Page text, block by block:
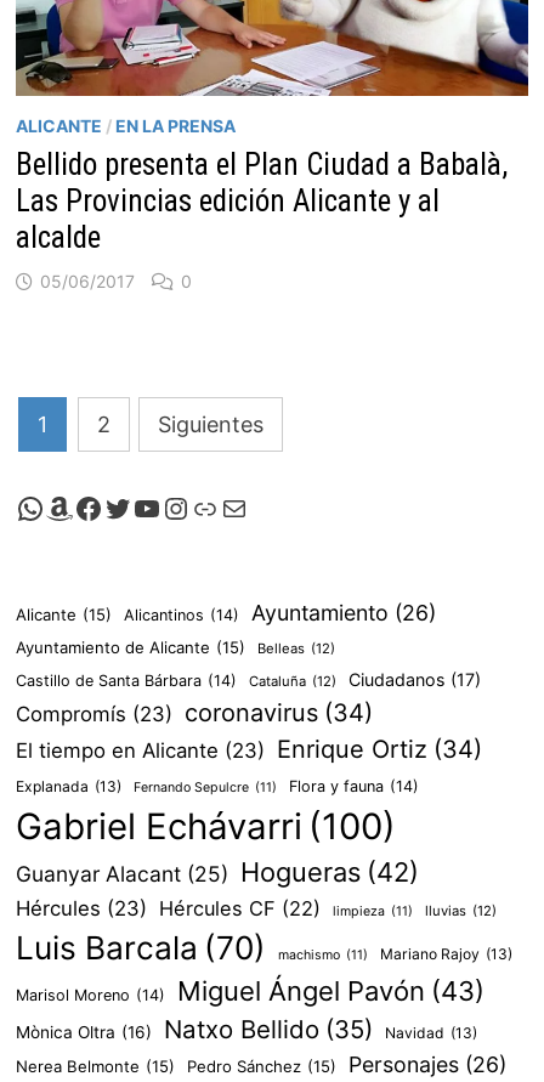
ALICANTE / EN LA PRENSA
Bellido presenta el Plan Ciudad a Babalà,
Las Provincias edición Alicante y al
alcalde
05/06/2017 0
Paginación
de
entradas
1 2 Siguientes
Canal de Whatsapp de Viscalacant
Comprar en Amazon
Facebook de Viscalacant
Twitter de Viscalacant
Canal de Youtube de Viscalacant
Instagram de Viscalacant
Viscalacant en Polkaverse
Correo electrónico
Alicante (15) Alicantinos (14) Ayuntamiento (26)
Ayuntamiento de Alicante (15) Belleas (12)
Castillo de Santa Bárbara (14) Cataluña (12) Ciudadanos (17)
Compromís (23) coronavirus (34)
El tiempo en Alicante (23) Enrique Ortiz (34)
Explanada (13) Fernando Sepulcre (11) Flora y fauna (14)
Gabriel Echávarri (100)
Guanyar Alacant (25) Hogueras (42)
Hércules (23) Hércules CF (22) limpieza (11) lluvias (12)
Luis Barcala (70) machismo (11) Mariano Rajoy (13)
Marisol Moreno (14) Miguel Ángel Pavón (43)
Mònica Oltra (16) Natxo Bellido (35) Navidad (13)
Nerea Belmonte (15) Pedro Sánchez (15) Personajes (26)